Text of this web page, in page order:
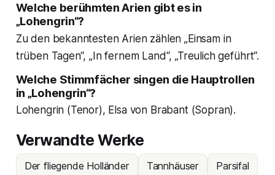
Welche berühmten Arien gibt es in
„Lohengrin“?
Zu den bekanntesten Arien zählen „Einsam in
trüben Tagen“, „In fernem Land“, „Treulich geführt“.
Welche Stimmfächer singen die Hauptrollen
in „Lohengrin“?
Lohengrin (Tenor), Elsa von Brabant (Sopran).
Verwandte Werke
Der fliegende Holländer Tannhäuser Parsifal